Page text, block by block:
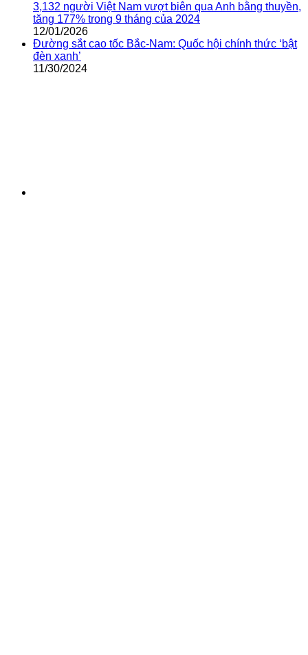
3,132 người Việt Nam vượt biên qua Anh bằng thuyền,
tăng 177% trong 9 tháng của 2024
12/01/2026
Đường sắt cao tốc Bắc-Nam: Quốc hội chính thức ‘bật
đèn xanh’
11/30/2024